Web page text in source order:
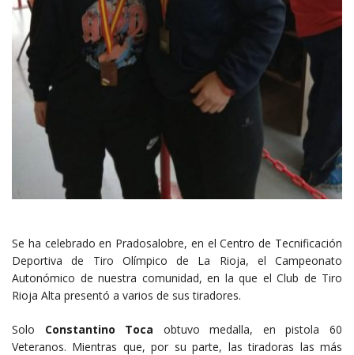
Se ha celebrado en Pradosalobre, en el Centro de Tecnificación
Deportiva de Tiro Olímpico de La Rioja, el Campeonato
Autonómico de nuestra comunidad, en la que el Club de Tiro
Rioja Alta presentó a varios de sus tiradores.
Solo Constantino Toca obtuvo medalla, en pistola 60
Veteranos. Mientras que, por su parte, las tiradoras las más